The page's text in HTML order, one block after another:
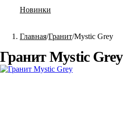
Новинки
Главная Гранит Mystic Grey
Гранит Mystic Grey